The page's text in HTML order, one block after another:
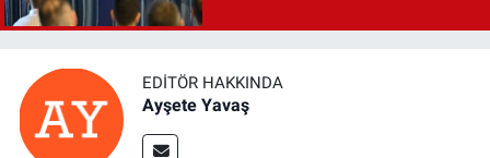
EDITÖR HAKKINDA
Ayşete Yavaş